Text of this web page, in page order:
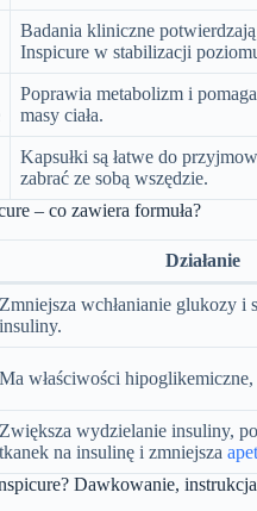
Badania kliniczne
Inspicure w stabilizacji
Poprawia metabolizm i
masy ciała.
Kapsułki są łatwe do
zabrać ze sobą wszędzie.
– co zawiera formuła?
Działanie
Zmniejsza wchłanianie glukozy i
insuliny.
Ma właściwości
Zwiększa wydzielanie insuliny,
tkanek na insulinę i zmniejsza
Dawkowanie,